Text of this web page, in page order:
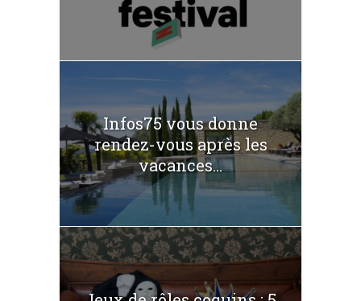
Infos75 vous donne
rendez-vous après les
vacances...